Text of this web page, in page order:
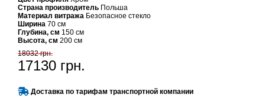
Страна производитель Польша
Материал витража Безопасное стекло
Ширина 70 см
Глубина, см 150 см
Высота, см 200 см
18032 грн.
17130 грн.
Доставка по тарифам транспортной компании